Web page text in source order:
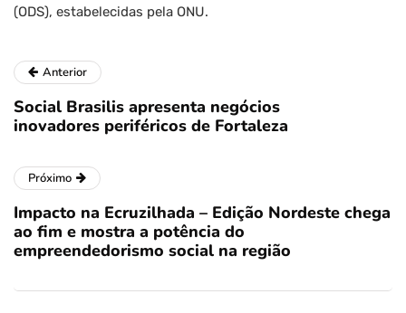
(ODS), estabelecidas pela ONU.
Anterior
Social Brasilis apresenta negócios
inovadores periféricos de Fortaleza
Próximo
Impacto na Ecruzilhada – Edição Nordeste chega
ao fim e mostra a potência do
empreendedorismo social na região